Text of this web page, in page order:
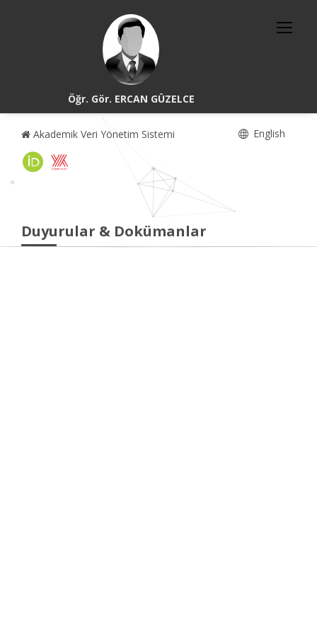
Öğr. Gör. ERCAN GÜZELCE
Akademik Veri Yönetim Sistemi English
Duyurular & Dokümanlar